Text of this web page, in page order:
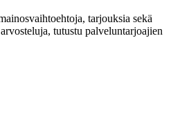
tarjouksia sekä
tutustu palveluntarjoajien